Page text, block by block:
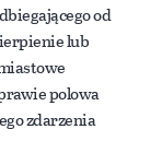
od
lub
polowa
zdarzenia